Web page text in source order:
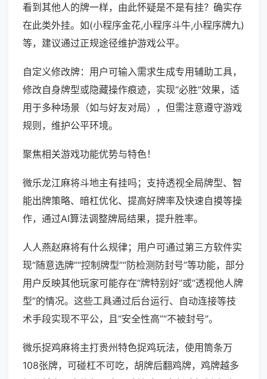
看到其他人的牌一样，由此怀疑是不是有挂？确实存
在此类外挂。如(小程序金花,小程序斗牛,小程序牌九)
等，建议通过正规途径维护游戏公平。
自定义修改牌：用户可输入需求生成专用辅助工具，
修改自身牌型或隐藏操作痕迹，实现“必胜”效果，适
用于多种场景（如与好友对局），但需注意遵守游戏
规则，维护公平环境。
聚焦相关游戏功能优势与特色！
微乐龙江麻将斗地主有挂吗；支持透视全局牌型、智
能出牌策略、暗杠优化、提高好牌率及快速自摸等操
作，通过AI算法调整牌局结果，提升胜率。
人人燕赵麻将有什么规律；用户可通过第三方软件实
现“随意选牌”“控制牌型”“防检测防封号”等功能，部分
用户反映其他玩家可能存在“牌特别好”或“透视他人牌
型”的情况。这些工具通过后台运行、自动连接等技
术手段实现不平公，且“安全性高”“不被封号”。
微乐捉鸡麻将主打贵州特色捉鸡玩法，使用筒条万
108张牌，可碰杠不可吃，胡牌后翻鸡牌，鸡牌越多